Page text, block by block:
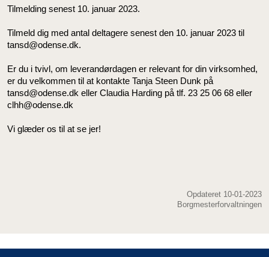
Tilmelding senest 10. januar 2023.
Tilmeld dig med antal deltagere senest den 10. januar 2023 til
tansd@odense.dk.
Er du i tvivl, om leverandørdagen er relevant for din virksomhed,
er du velkommen til at kontakte Tanja Steen Dunk på
tansd@odense.dk eller Claudia Harding på tlf. 23 25 06 68 eller
clhh@odense.dk
Vi glæder os til at se jer!
Opdateret 10-01-2023
Borgmesterforvaltningen